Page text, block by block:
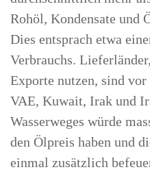
Rohöl, Kondensate und
Dies entsprach etwa
Verbrauchs.
Exporte nutzen, sind
VAE, Kuwait, Irak und
Wasserweges würde
den Ölpreis haben und
einmal zusätzlich